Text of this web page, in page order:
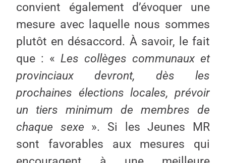
convient également d’évoquer une
mesure avec laquelle nous sommes
plutôt en désaccord. À savoir, le fait
que : « Les collèges communaux et
provinciaux devront, dès les
prochaines élections locales, prévoir
un tiers minimum de membres de
chaque sexe ». Si les Jeunes MR
sont favorables aux mesures qui